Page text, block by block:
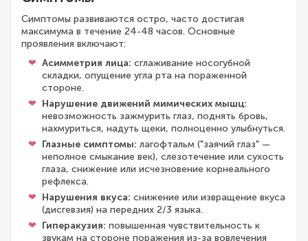
Симптомы развиваются остро, часто достигая
максимума в течение 24-48 часов. Основные
проявления включают:
Асимметрия лица: сглаживание носогубной
складки, опущение угла рта на пораженной
стороне.
Нарушение движений мимических мышц:
невозможность зажмурить глаз, поднять бровь,
нахмуриться, надуть щеки, полноценно улыбнуться.
Глазные симптомы: лагофтальм ("заячий глаз" —
неполное смыкание век), слезотечение или сухость
глаза, снижение или исчезновение корнеального
рефлекса.
Нарушения вкуса: снижение или извращение вкуса
(дисгевзия) на передних 2/3 языка.
Гиперакузия: повышенная чувствительность к
звукам на стороне поражения из-за вовлечения